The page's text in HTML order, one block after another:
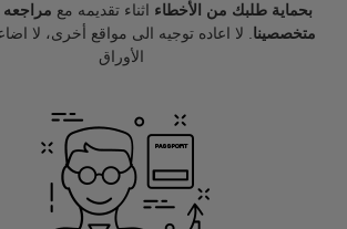
بحماية طلبك من الأخطاء اثناء تقديمه مع
متخصصينا . لا اعاده توجيه الى مواقع أخرى، لا
الأوراق